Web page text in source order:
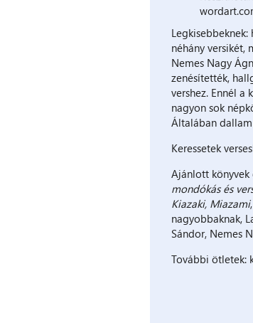
néhány versikét,
Nemes Nagy
zenésítették,
vershez. Ennél
nagyon sok
Általában
Keressetek
Ajánlott könyvek
mondókás és
Kiazaki, Miazami
nagyobbaknak,
Sándor, Nemes
További ötletek: